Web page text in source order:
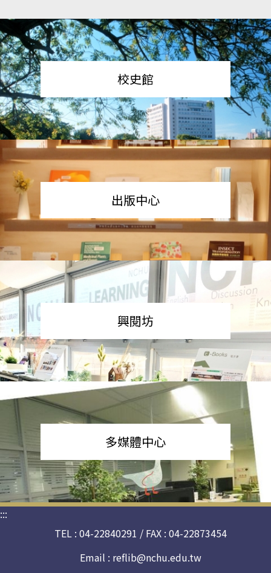
校史館
出版中心
興閱坊
多媒體中心
:::
TEL : 04-22840291 / FAX : 04-22873454
Email : reflib@nchu.edu.tw